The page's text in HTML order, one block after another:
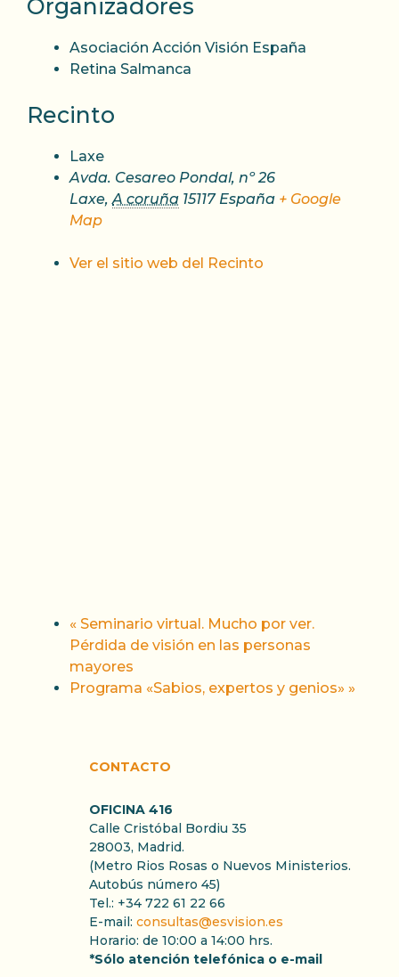
Organizadores
Asociación Acción Visión España
Retina Salmanca
Recinto
Laxe
Avda. Cesareo Pondal, nº 26
Laxe, A coruña 15117 España + Google
Map
Ver el sitio web del Recinto
« Seminario virtual. Mucho por ver.
Pérdida de visión en las personas
mayores
Programa «Sabios, expertos y genios» »
CONTACTO
OFICINA 416
Calle Cristóbal Bordiu 35
28003, Madrid.
(Metro Rios Rosas o Nuevos Ministerios.
Autobús número 45)
Tel.: +34 722 61 22 66
E-mail: consultas@esvision.es
Horario: de 10:00 a 14:00 hrs.
*Sólo atención telefónica o e-mail